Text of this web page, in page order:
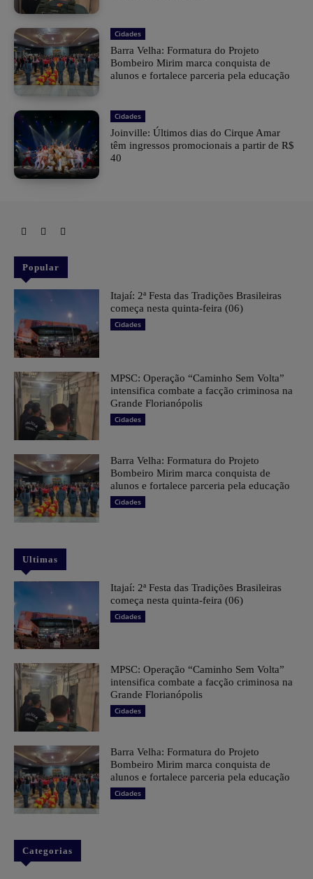
Cidades
Barra Velha: Formatura do Projeto
Bombeiro Mirim marca conquista de
alunos e fortalece parceria pela educação
Cidades
Joinville: Últimos dias do Cirque Amar
têm ingressos promocionais a partir de R$
40
Popular
​Itajaí: 2ª Festa das Tradições Brasileiras
começa nesta quinta-feira (06)
Cidades
MPSC: Operação “Caminho Sem Volta”
intensifica combate a facção criminosa na
Grande Florianópolis
Cidades
Barra Velha: Formatura do Projeto
Bombeiro Mirim marca conquista de
alunos e fortalece parceria pela educação
Cidades
Ultimas
​Itajaí: 2ª Festa das Tradições Brasileiras
começa nesta quinta-feira (06)
Cidades
MPSC: Operação “Caminho Sem Volta”
intensifica combate a facção criminosa na
Grande Florianópolis
Cidades
Barra Velha: Formatura do Projeto
Bombeiro Mirim marca conquista de
alunos e fortalece parceria pela educação
Cidades
Categorias